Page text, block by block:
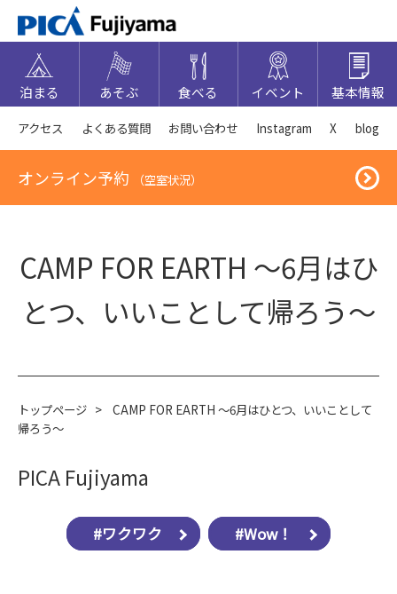
泊まる あそぶ 食べる イベント 基本情報
アクセス よくある質問 お問い合わせ Instagram X blog
オンライン予約 （空室状況）
CAMP FOR EARTH ～6月はひ
とつ、いいことして帰ろう～
トップページ >
CAMP FOR EARTH ～6月はひとつ、いいことして
帰ろう～
PICA Fujiyama
#ワクワク #Wow！